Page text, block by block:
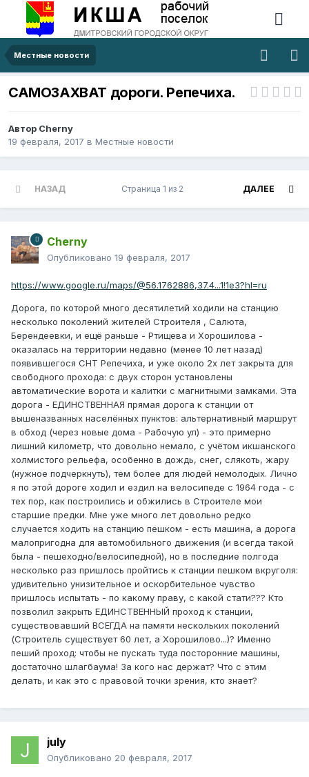
Местные новости
САМОЗАХВАТ дороги. Репечиха.
Автор Cherny
19 февраля, 2017 в Местные новости
НАЗАД ДАЛЕЕ
Страница 1 из 2
Cherny
Опубликовано 19 февраля, 2017
https://www.google.ru/maps/@56.1762886,37.4...1!1e3?hl=ru
Дорога, по которой много десятилетий ходили на станцию
несколько поколений жителей Строителя , Салюта,
Берендеевки, и ещё раньше - Ртищева и Хорошилова -
оказалась на территории недавно (менее 10 лет назад)
появившегося СНТ Репечиха, и уже около 2х лет закрыта для
свободного прохода: с двух сторон установлены
автоматические ворота и калитки с магнитными замками. Эта
дорога - ЕДИНСТВЕННАЯ прямая дорога к станции от
вышеназванных населённых пунктов: альтернативный маршрут
в обход (через новые дома - Рабочую ул) - это примерно
лишний километр, что довольно немало, с учётом икшанского
холмистого рельефа, особенно в дождь, снег, слякоть, жару
(нужное подчеркнуть), тем более для людей немолодых. Лично
я по этой дороге ходил и ездил на велосипеде с 1964 года - с
тех пор, как построились и обжились в Строителе мои
старшие предки. Мне уже много лет довольно редко
случается ходить на станцию пешком - есть машина, а дорога
малопригодна для автомобильного движения (и всегда такой
была - пешеходно/велосипедной), но в последние полгода
несколько раз пришлось пройтись к станции пешком вкруголя:
удивительно унизительное и оскорбительное чувство
пришлось испытать - по какому праву, с какой стати??? Кто
позволил закрыть ЕДИНСТВЕННЫЙ проход к станции,
существовавший ВСЕГДА на памяти нескольких поколений
(Строитель существует 60 лет, а Хорошилово...)? Именно
пеший проход: чтобы не пускать туда посторонние машины,
достаточно шлагбаума! За кого нас держат? Что с этим
делать, и как это с правовой точки зрения, кто знает?
july
Опубликовано 20 февраля, 2017